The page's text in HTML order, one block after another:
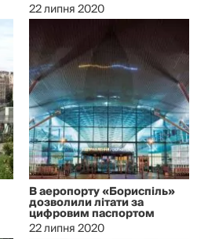
22 липня 2020
В аеропорту «Бориспіль»
дозволили літати за
цифровим паспортом
22 липня 2020